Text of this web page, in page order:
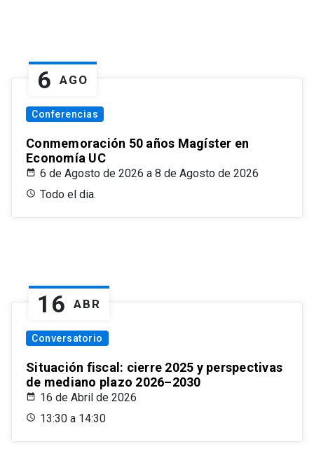
6 AGO
Conferencias
Conmemoración 50 años Magíster en
Economía UC
6 de Agosto de 2026 a 8 de Agosto de 2026
Todo el dia.
16 ABR
Conversatorio
Situación fiscal: cierre 2025 y perspectivas
de mediano plazo 2026–2030
16 de Abril de 2026
13:30 a 14:30